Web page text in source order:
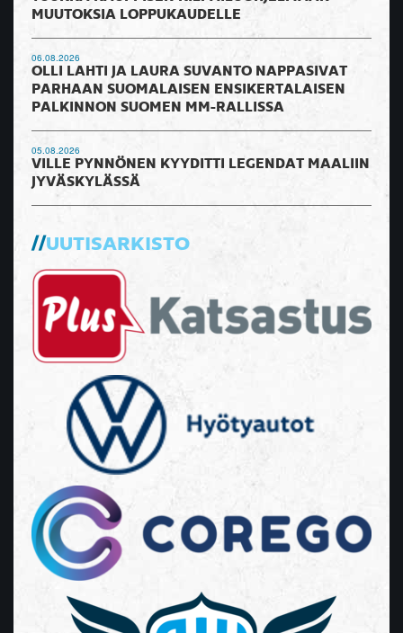
MUUTOKSIA LOPPUKAUDELLE
06.08.2026
OLLI LAHTI JA LAURA SUVANTO NAPPASIVAT
PARHAAN SUOMALAISEN ENSIKERTALAISEN
PALKINNON SUOMEN MM-RALLISSA
05.08.2026
VILLE PYNNÖNEN KYYDITTI LEGENDAT MAALIIN
JYVÄSKYLÄSSÄ
UUTISARKISTO